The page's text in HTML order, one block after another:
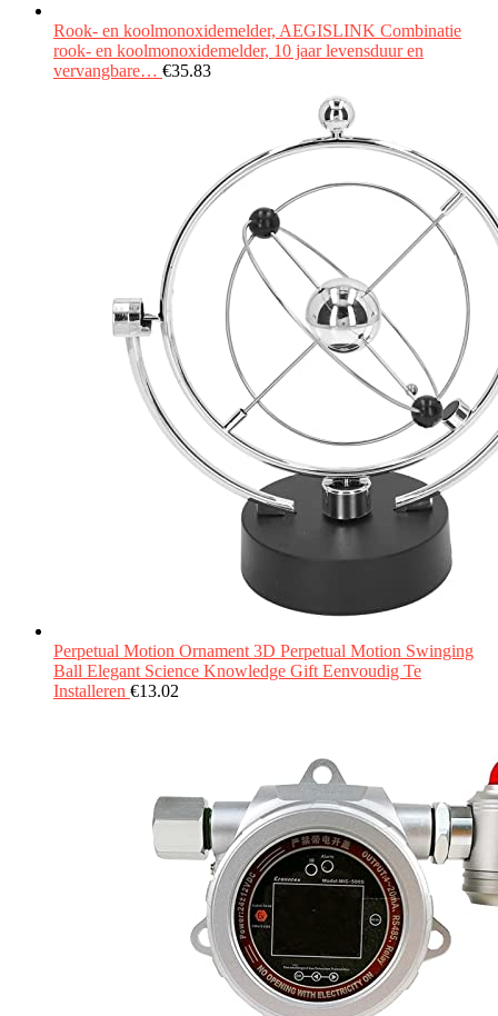
Rook- en koolmonoxidemelder, AEGISLINK Combinatie
rook- en koolmonoxidemelder, 10 jaar levensduur en
vervangbare… €35.83
Perpetual Motion Ornament 3D Perpetual Motion Swinging
Ball Elegant Science Knowledge Gift Eenvoudig Te
Installeren €13.02